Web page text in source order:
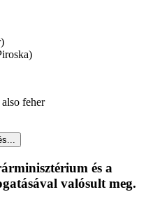
és a
valósult meg.